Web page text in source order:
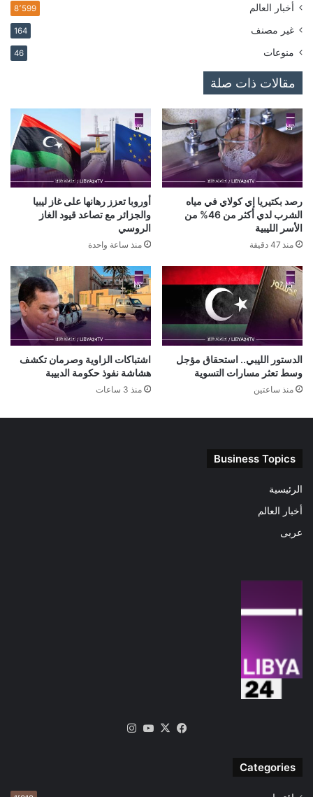
أخبار العالم 8٬599
غير مصنف 164
منوعات 46
مقالات ذات صلة
رصد بكتيريا إي كولاي في مياه
الشرب لدي أكثر من 46% من
الأسر الليبية
منذ 47 دقيقة
أوروبا تعزز رهانها على غاز ليبيا
والجزائر مع تصاعد قيود الغاز
الروسي
منذ ساعة واحدة
الدستور الليبي.. استحقاق مؤجل
وسط تعثر مسارات التسوية
منذ ساعتين
اشتباكات الزاوية وصرمان تكشف
هشاشة نفوذ حكومة الدبيبة
منذ 3 ساعات
Business Topics
الرئيسية
أخبار العالم
عربى
فيسبوك
‫X
‫YouTube
Categories